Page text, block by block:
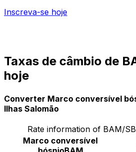
Inscreva-se hoje
Taxas de câmbio de
hoje
Converter Marco conversível
Ilhas Salomão
Rate information of BAM/
Marco conversível